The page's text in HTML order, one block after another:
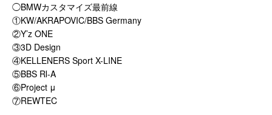
◯BMWカスタマイズ最前線
①KW/AKRAPOVIC/BBS Germany
②Y’z ONE
③3D Design
④KELLENERS Sport X-LINE
⑤BBS RⅠ-A
⑥Project μ
⑦REWTEC